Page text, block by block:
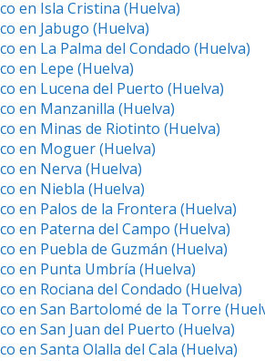
en Isla Cristina (Huelva)
en Jabugo (Huelva)
en La Palma del Condado (Huelva)
en Lepe (Huelva)
en Lucena del Puerto (Huelva)
en Manzanilla (Huelva)
en Minas de Riotinto (Huelva)
en Moguer (Huelva)
en Nerva (Huelva)
en Niebla (Huelva)
en Palos de la Frontera (Huelva)
en Paterna del Campo (Huelva)
en Puebla de Guzmán (Huelva)
en Punta Umbría (Huelva)
en Rociana del Condado (Huelva)
en San Bartolomé de la Torre
en San Juan del Puerto (Huelva)
en Santa Olalla del Cala (Huelva)